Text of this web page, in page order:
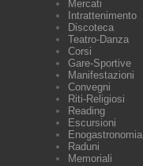
Mercati
Intrattenimento
Discoteca
Teatro-Danza
Corsi
Gare-Sportive
Manifestazioni
Convegni
Riti-Religiosi
Reading
Escursioni
Enogastronomia
Raduni
Memoriali